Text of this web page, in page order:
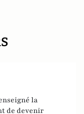
la
de devenir